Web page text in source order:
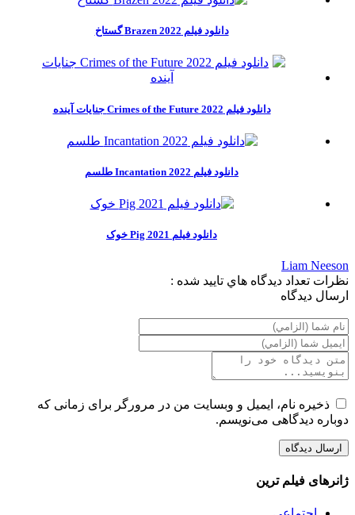
دانلود فیلم Brazen 2022 گستاخ
دانلود فیلم Crimes of the Future 2022 جنایات آینده
دانلود فیلم Incantation 2022 طلسم
دانلود فیلم Pig 2021 خوک
Liam Neeson
نظرات تعداد ديدگاه هاي تاييد شده :
ارسال ديدگاه
ذخیره نام، ایمیل و وبسایت من در مرورگر برای زمانی که
دوباره دیدگاهی می‌نویسم.
ژانرهای فیلم ترین